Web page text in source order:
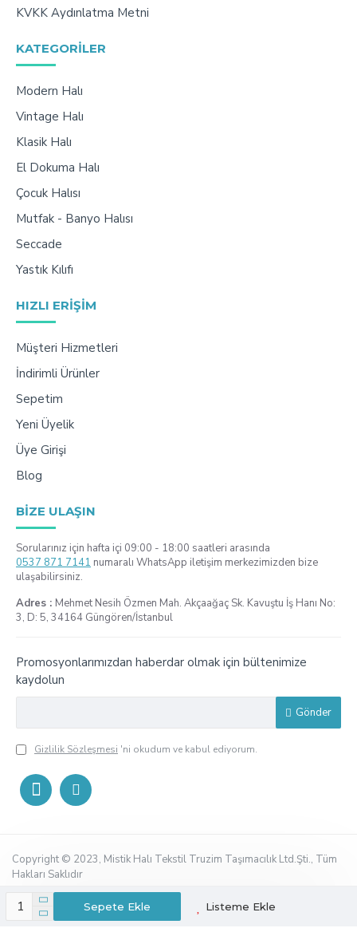
Sepete Ekle Listeme Ekle
KVKK Aydınlatma Metni
KATEGORILER
Modern Halı
Vintage Halı
Klasik Halı
El Dokuma Halı
Çocuk Halısı
Mutfak - Banyo Halısı
Seccade
Yastık Kılıfı
HIZLI ERIŞIM
Müşteri Hizmetleri
İndirimli Ürünler
Sepetim
Yeni Üyelik
Üye Girişi
Blog
BIZE ULAŞIN
Sorularınız için hafta içi 09:00 - 18:00 saatleri arasında
0537 871 7141 numaralı WhatsApp iletişim merkezimizden bize
ulaşabilirsiniz.
Adres : Mehmet Nesih Özmen Mah. Akçaağaç Sk. Kavuştu İş Hanı No:
3, D: 5, 34164 Güngören/İstanbul
Promosyonlarımızdan haberdar olmak için bültenimize
kaydolun
Gönder
Gizlilik Sözleşmesi 'ni okudum ve kabul ediyorum.
Copyright © 2023, Mistik Halı Tekstil Truzim Taşımacılık Ltd.Şti., Tüm
Hakları Saklıdır